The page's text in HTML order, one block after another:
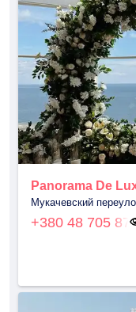
Panorama De
Мукачевский
+380 48 705 87